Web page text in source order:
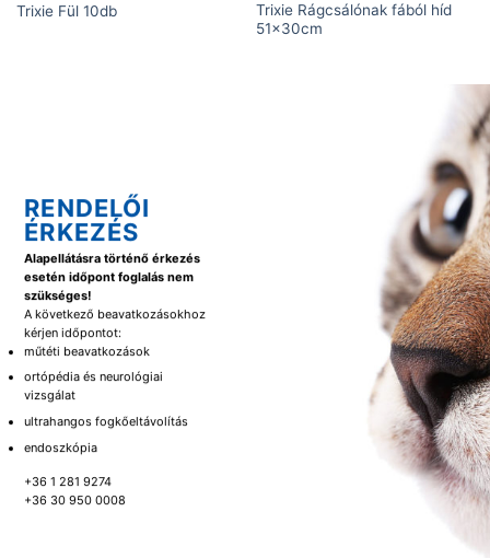
Trixie Fül 10db
Trixie Rágcsálónak fából híd
51x30cm
RENDELŐI
ÉRKEZÉS
Alapellátásra történő érkezés
esetén időpont foglalás nem
szükséges!
A következő beavatkozásokhoz
kérjen időpontot:
műtéti beavatkozások
ortópédia és neurológiai
vizsgálat
ultrahangos fogkőeltávolítás
endoszkópia
+36 1 281 9274
+36 30 950 0008